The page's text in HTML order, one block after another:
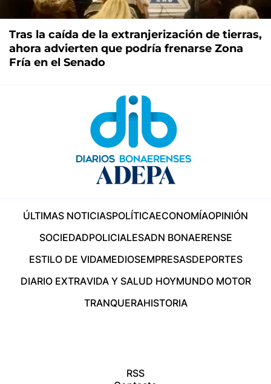
Tras la caída de la extranjerización de tierras,
ahora advierten que podría frenarse Zona
Fría en el Senado
ÚLTIMAS NOTICIASPOLÍTICAECONOMÍAOPINIÓN
SOCIEDADPOLICIALESADN BONAERENSE
ESTILO DE VIDAMEDIOSEMPRESASDEPORTES
DIARIO EXTRAVIDA Y SALUD HOYMUNDO MOTOR
TRANQUERAHISTORIA
RSS